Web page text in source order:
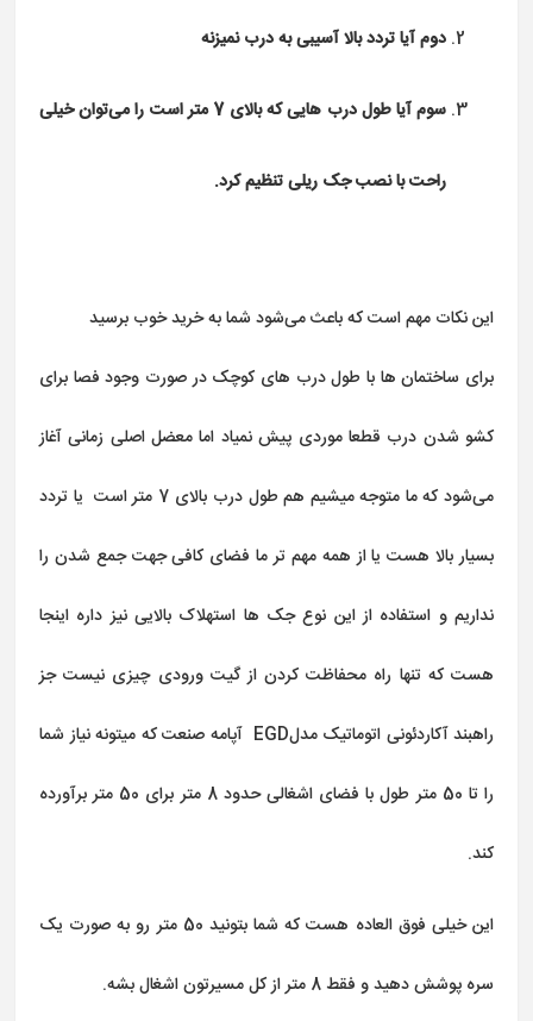
دوم آیا تردد بالا آسیبی به درب نمیزنه
سوم آیا طول درب هایی که بالای 7 متر است را می‌توان خیلی
راحت با نصب جک ریلی تنظیم کرد.
این نکات مهم است که باعث می‌شود شما به خرید خوب برسید
برای ساختمان ها با طول درب های کوچک در صورت وجود فصا برای
کشو شدن درب قطعا موردی پیش نمیاد اما معضل اصلی زمانی آغاز
می‌شود که ما متوجه میشیم هم طول درب بالای 7 متر است یا تردد
بسیار بالا هست یا از همه مهم تر ما فضای کافی جهت جمع شدن را
نداریم و استفاده از این نوع جک ها استهلاک بالایی نیز داره اینجا
هست که تنها راه محفاظت کردن از گیت ورودی چیزی نیست جز
راهبند آکاردئونی اتوماتيک مدلEGD آپامه صنعت که میتونه نیاز شما
را تا 50 متر طول با فضای اشغالی حدود 8 متر برای 50 متر برآورده
کند.
این خیلی فوق العاده هست که شما بتونید 50 متر رو به صورت یک
سره پوشش دهید و فقط 8 متر از کل مسیرتون اشغال بشه.